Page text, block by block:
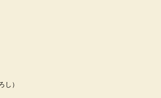
し）